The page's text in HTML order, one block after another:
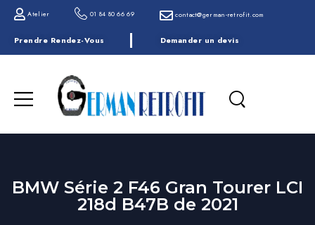
Atelier 01 84 80 66 69 contact@german-retrofit.com
Prendre Rendez-Vous Demander un devis
BMW Série 2 F46 Gran Tourer LCI
218d B47B de 2021